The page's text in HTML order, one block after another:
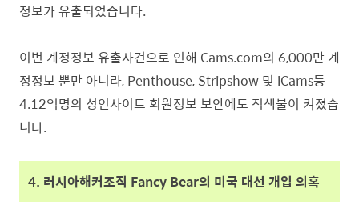
정보가 유출되었습니다.
이번 계정정보 유출사건으로 인해 Cams.com의 6,000만 계
정정보 뿐만 아니라, Penthouse, Stripshow 및 iCams등
4.12억명의 성인사이트 회원정보 보안에도 적색불이 켜졌습
니다.
4. 러시아해커조직 Fancy Bear의 미국 대선 개입 의혹